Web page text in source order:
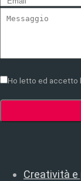
Ho letto ed accetto
Creatività